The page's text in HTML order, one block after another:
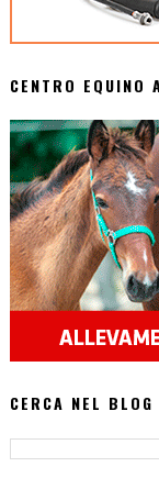
CENTRO EQUINO
CERCA NEL BLOG